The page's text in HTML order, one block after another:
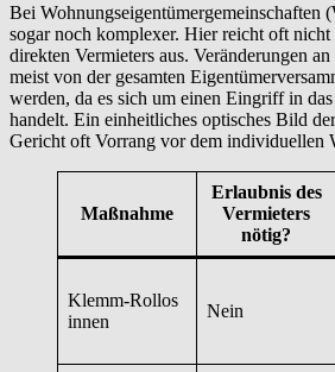
Bei Wohnungseigentümergemeinschaften
sogar noch komplexer. Hier reicht oft
direkten Vermieters aus. Veränderungen an
meist von der gesamten
werden, da es sich um einen Eingriff in
handelt. Ein einheitliches optisches Bild
Gericht oft Vorrang vor dem individuellen
Maßnahme
Erlaubnis des
Vermieters
nötig?
Klemm-Rollos
innen
Nein